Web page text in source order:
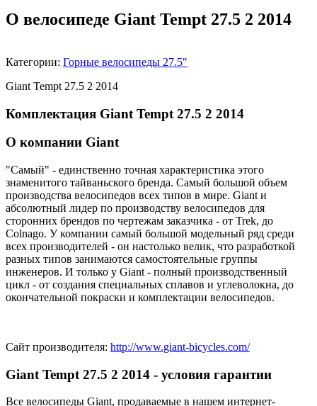
О велосипеде Giant Tempt 27.5 2 2014
Категории: Горные велосипеды 27.5"
Giant Tempt 27.5 2 2014
Комплектация Giant Tempt 27.5 2 2014
О компании Giant
"Самый" - единственно точная характеристика этого
знаменитого тайваньского бренда. Самый большой объем
производства велосипедов всех типов в мире. Giant и
абсолютный лидер по производству велосипедов для
сторонних брендов по чертежам заказчика - от Trek, до
Colnago. У компании самый большой модельный ряд среди
всех производителей - он настолько велик, что разработкой
разных типов занимаются самостоятельные группы
инженеров. И только у Giant - полный производственный
цикл - от создания специальных сплавов и углеволокна, до
окончательной покраски и комплектации велосипедов.
Сайт производителя: http://www.giant-bicycles.com/
Giant Tempt 27.5 2 2014 - условия гарантии
Все велосипеды Giant, продаваемые в нашем интернет-